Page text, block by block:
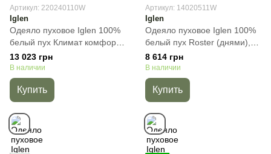
Артикул: 220240110W
Iglen
Одеяло пуховое Iglen 100%
белый пух Климат комфорт
(деми), Белый, Евро-макси,
220х240 см, 900 г
13 023 грн
В наличии
Купить
Артикул: 14020511W
Iglen
Одеяло пуховое Iglen 100%
белый пух Roster (днями),
Белый, Полуторный,
140х205 см, 650г
8 614 грн
В наличии
Купить